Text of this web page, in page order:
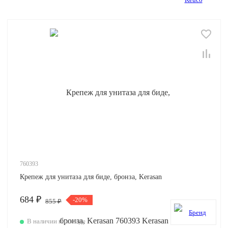
760393
Крепеж для унитаза для биде, бронза, Kerasan
684 ₽ 855 ₽ -20%
В наличии на складе